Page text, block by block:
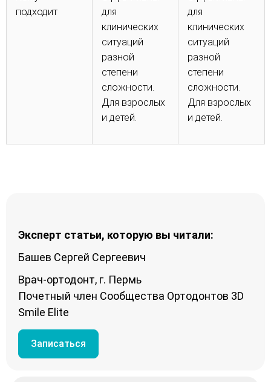
подходит
для
клинических
ситуаций
разной
степени
сложности.
Для взрослых
и детей.
для
клинических
ситуаций
разной
степени
сложности.
Для взрослых
и детей.
Эксперт статьи, которую вы читали:
Башев Сергей Сергеевич
Врач-ортодонт, г. Пермь
Почетный член Сообщества Ортодонтов 3D
Smile Elite
Записаться